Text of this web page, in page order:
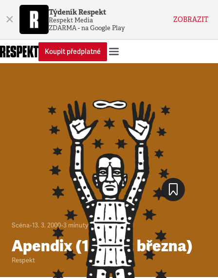
× Týdeník Respekt
Respekt Media
ZDARMA - na Google Play
ZOBRAZIT
Koupit předplatné
Scéna•13. 3. 2000•3 minuty
Apendix (13. - 19. března)
Respekt